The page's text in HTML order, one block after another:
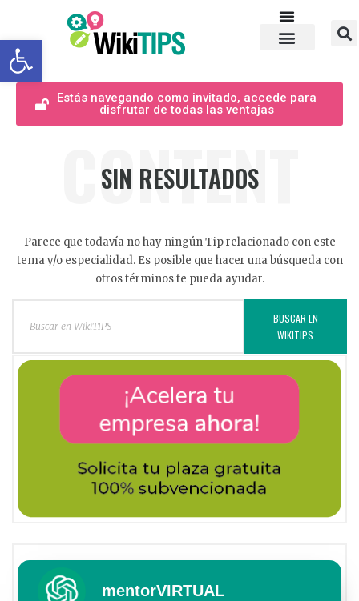
Abrir barra de herramientas
Estás navegando como invitado, accede para
disfrutar de todas las ventajas
CONTENT
SIN RESULTADOS
Parece que todavía no hay ningún Tip relacionado con este
tema y/o especialidad. Es posible que hacer una búsqueda con
otros términos te pueda ayudar.
BUSCAR EN
WIKITIPS
mentorVIRTUAL